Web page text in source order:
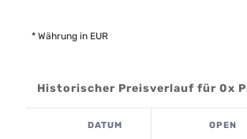
* Währung in EUR
Historischer Preisverlauf für 0x
DATUM OPEN